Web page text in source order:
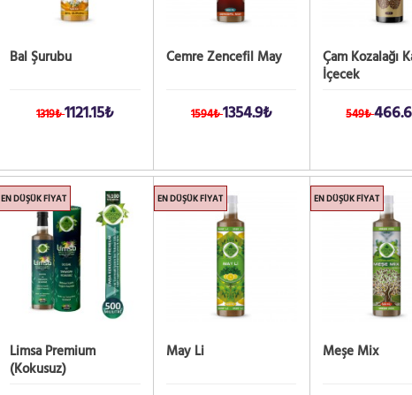
Bal Şurubu
1319₺1121.15₺
Cemre Zencefil May
1594₺1354.9₺
Çam Kozalağı
İçecek
549₺
EN DÜŞÜK FIYAT
Limsa Premium
(Kokusuz)
EN DÜŞÜK FIYAT
May Li
EN DÜŞÜK FIYAT
Meşe Mix